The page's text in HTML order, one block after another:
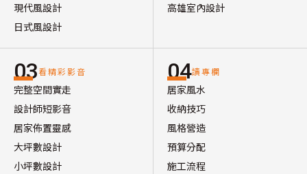
現代風設計
日式風設計
高雄室內設計
03看精彩影音
完整空間實走
設計師短影音
居家佈置靈感
大坪數設計
小坪數設計
04讀專欄
居家風水
收納技巧
風格營造
預算分配
施工流程